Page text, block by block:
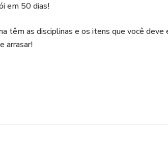
em 50 dias!
têm as disciplinas e os itens que você deve
arrasar!